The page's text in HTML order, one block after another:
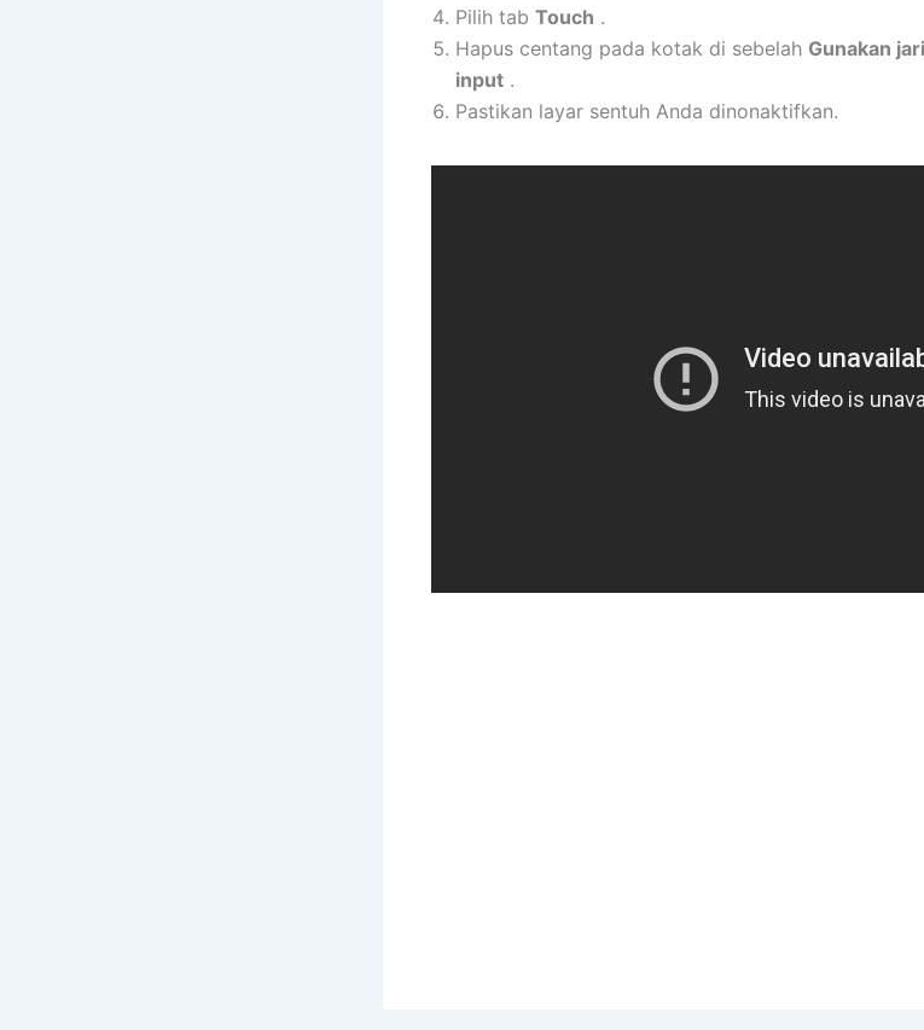
Pilih tab Touch .
Hapus centang pada kotak di sebelah Gunakan
input .
Pastikan layar sentuh Anda dinonaktifkan.